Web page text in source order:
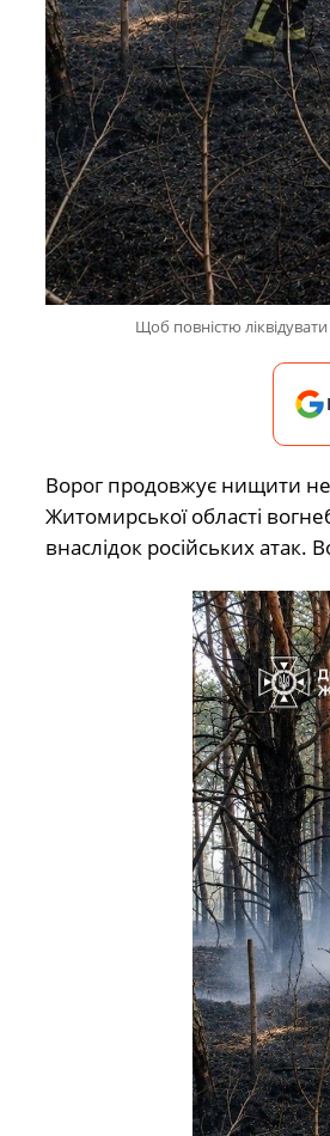
Щоб повністю
Ворог продовжує нищити не
Житомирської області
внаслідок російських атак.